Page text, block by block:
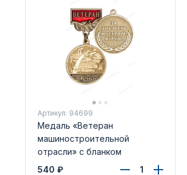
Артикул: 94699
Медаль «Ветеран
машиностроительной
отрасли» с бланком
удостоверения
540 ₽